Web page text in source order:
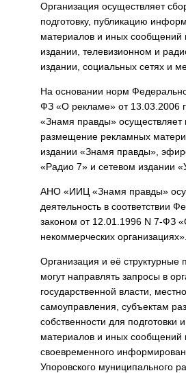
Организация осуществляет
подготовку, публикацию
материалов и иных сообщений
издании, телевизионном и
издании, социальных сетях и
На основании норм
ФЗ «О рекламе» от 13.03.2006
«Знамя правды» осуществляет
размещение рекламных
издании «Знамя правды»,
«Радио 7» и сетевом издании
АНО «ИИЦ «Знамя правды»
деятельность в соответствии
законом от 12.01.1996 N 7-ФЗ
некоммерческих организациях».
Организация и её структурные
могут направлять запросы в
государственной власти,
самоуправления, субъектам
собственности для
материалов и иных сообщений
своевременного
Упоровского муниципального